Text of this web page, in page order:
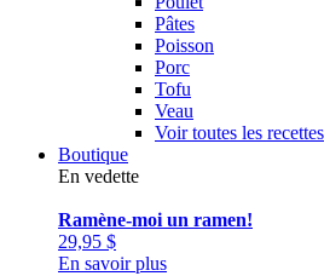
Pâtes
Poisson
Porc
Tofu
Veau
Voir toutes les recettes
Boutique
En vedette
Ramène-moi un ramen!
29,95 $
En savoir plus